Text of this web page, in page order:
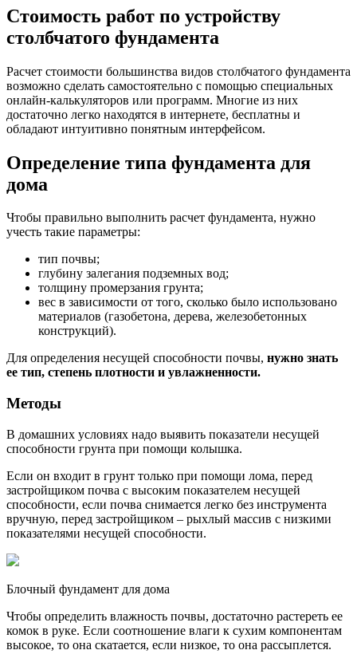
Стоимость работ по устройству
столбчатого фундамента
Расчет стоимости большинства видов столбчатого фундамента
возможно сделать самостоятельно с помощью специальных
онлайн-калькуляторов или программ. Многие из них
достаточно легко находятся в интернете, бесплатны и
обладают интуитивно понятным интерфейсом.
Определение типа фундамента для
дома
Чтобы правильно выполнить расчет фундамента, нужно
учесть такие параметры:
тип почвы;
глубину залегания подземных вод;
толщину промерзания грунта;
вес в зависимости от того, сколько было использовано
материалов (газобетона, дерева, железобетонных
конструкций).
Для определения несущей способности почвы, нужно знать
ее тип, степень плотности и увлажненности.
Методы
В домашних условиях надо выявить показатели несущей
способности грунта при помощи колышка.
Если он входит в грунт только при помощи лома, перед
застройщиком почва с высоким показателем несущей
способности, если почва снимается легко без инструмента
вручную, перед застройщиком – рыхлый массив с низкими
показателями несущей способности.
Блочный фундамент для дома
Чтобы определить влажность почвы, достаточно растереть ее
комок в руке. Если соотношение влаги к сухим компонентам
высокое, то она скатается, если низкое, то она рассыплется.